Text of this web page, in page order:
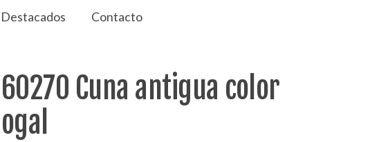
Destacados Contacto
Cuna antigua color